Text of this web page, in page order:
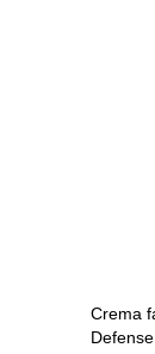
Crema